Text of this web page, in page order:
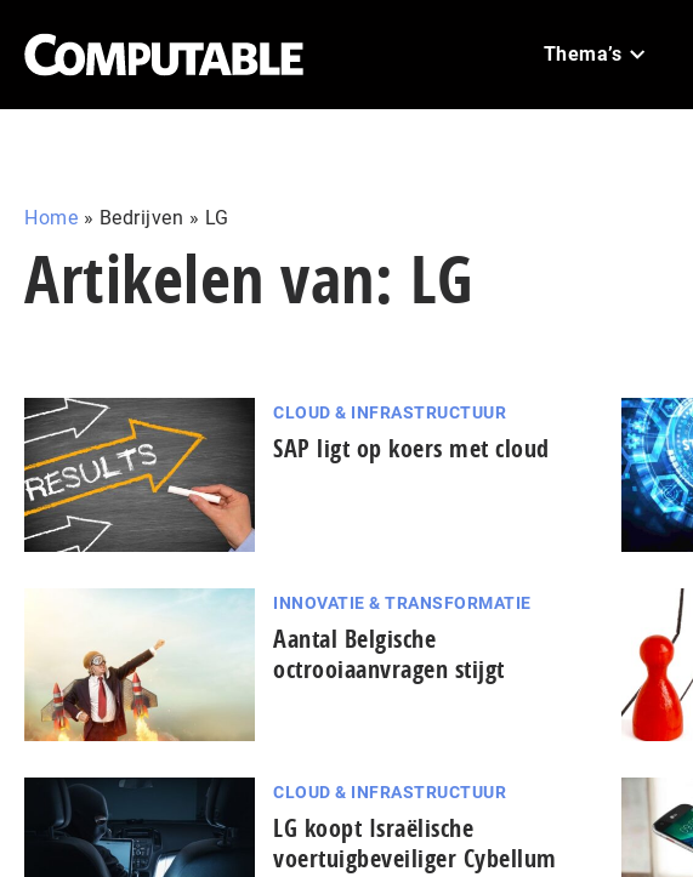
Thema’s
Home » Bedrijven » LG
Artikelen van: LG
CLOUD & INFRASTRUCTUUR
SAP ligt op koers met cloud
INNOVATIE & TRANSFORMATIE
Aantal Belgische
octrooiaanvragen stijgt
CLOUD & INFRASTRUCTUUR
LG koopt Israëlische
voertuigbeveiliger Cybellum